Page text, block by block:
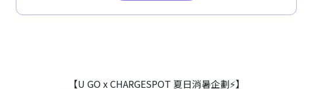
【U GO x CHARGESPOT 夏日消暑企劃⚡】